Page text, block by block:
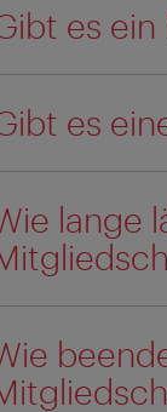
es
es
lange